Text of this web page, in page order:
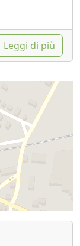
Leggi di più